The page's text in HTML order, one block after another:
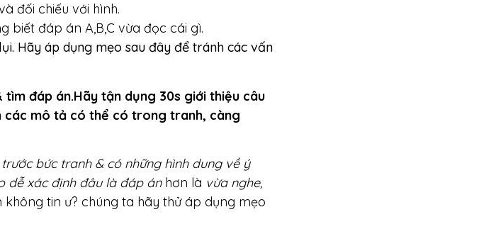
đối chiếu với hình.
biết đáp án A,B,C vừa đọc cái gì.
Hãy áp dụng mẹo sau đây để tránh các vấn
tìm đáp án.Hãy tận dụng 30s giới thiệu câu
các mô tả có thể có trong tranh, càng
bức tranh & có những hình dung về ý
dễ xác định đâu là đáp ánhơn là vừa nghe,
không tin ư? chúng ta hãy thử áp dụng mẹo